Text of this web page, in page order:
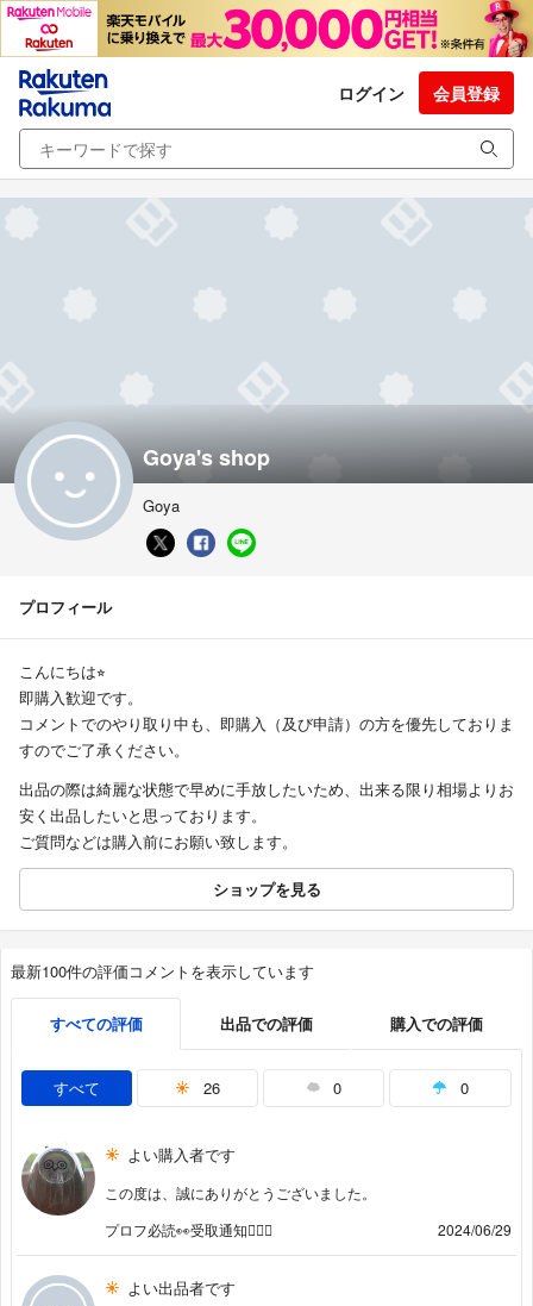
ログイン 会員登録
Goya's shop
Goya
プロフィール
こんにちは⭐︎
即購入歓迎です。
コメントでのやり取り中も、即購入（及び申請）の方を優先しておりま
すのでご了承ください。
出品の際は綺麗な状態で早めに手放したいため、出来る限り相場よりお
安く出品したいと思っております。
ご質問などは購入前にお願い致します。
ショップを見る
最新100件の評価コメントを表示しています
すべての評価 出品での評価 購入での評価
すべて 26 0 0
よい購入者です
この度は、誠にありがとうございました。
プロフ必読👀受取通知🙇🏻‍♀️
2024/06/29
よい出品者です